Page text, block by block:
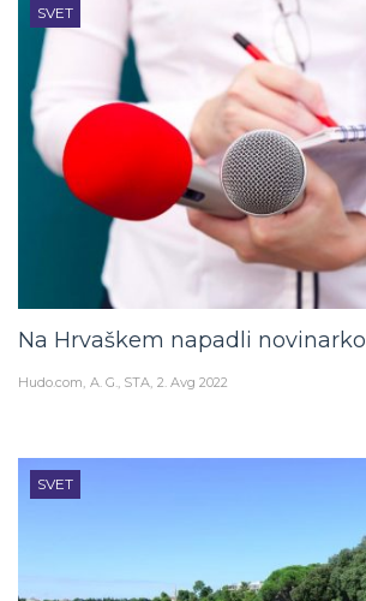
SVET
Na Hrvaškem napadli novinarko
Hudo.com A. G., STA 2. Avg 2022
SVET